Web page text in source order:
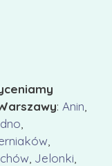
: Anin
Jelonki